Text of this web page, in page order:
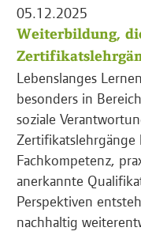
05.12.2025
Weiterbildung,
Lebenslanges
besonders in
soziale
Fachkompetenz,
anerkannte
Perspektiven
nachhaltig